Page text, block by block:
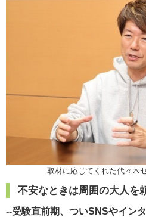
取材に応じてくれた代々木
不安なときは周囲の大人を
--受験直前期、ついSNSやイン